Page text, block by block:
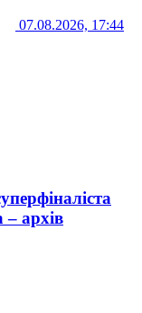
07.08.2026, 17:44
архів